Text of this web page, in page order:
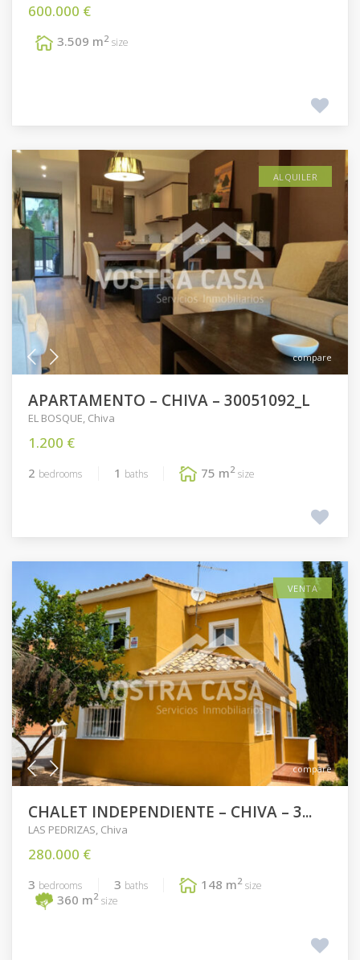
600.000 €
3.509 m2 size
compare
ALQUILER
APARTAMENTO – CHIVA – 30051092_L
EL BOSQUE, Chiva
1.200 €
2 bedrooms 1 baths 75 m2 size
compare
VENTA
CHALET INDEPENDIENTE – CHIVA – 3...
LAS PEDRIZAS, Chiva
280.000 €
3 bedrooms 3 baths 148 m2 size
360 m2 size